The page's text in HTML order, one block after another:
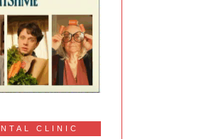
CLINIC